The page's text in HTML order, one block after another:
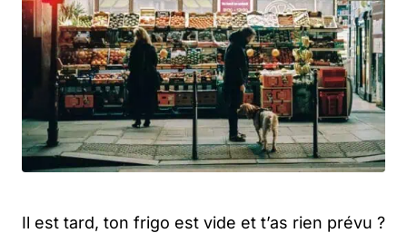
Il est tard, ton frigo est vide et t’as rien prévu ?